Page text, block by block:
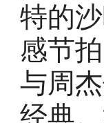
特的
感节
与周
经典